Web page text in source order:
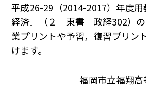
平成26-29（2014-2017）年度用
経済』（２ 東書 政経302）の
業プリントや予習，復習プリン
けます。
福岡市立福翔